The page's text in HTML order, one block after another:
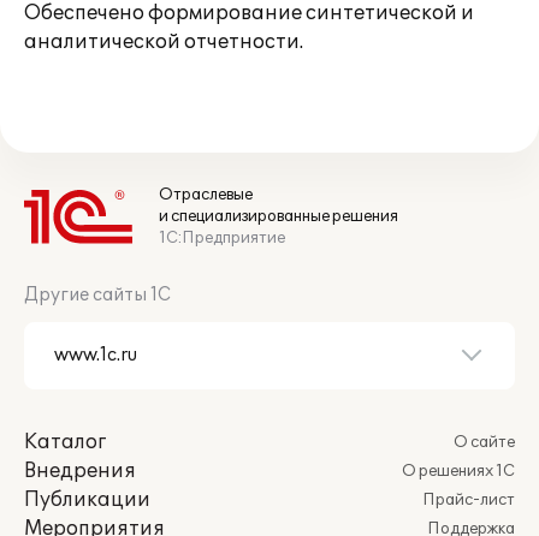
Обеспечено формирование синтетической и
аналитической отчетности.
Отраслевые
и специализированные решения
1С:Предприятие
Другие сайты 1С
Каталог
Внедрения
Публикации
Мероприятия
О сайте
О решениях 1С
Прайс-лист
Поддержка